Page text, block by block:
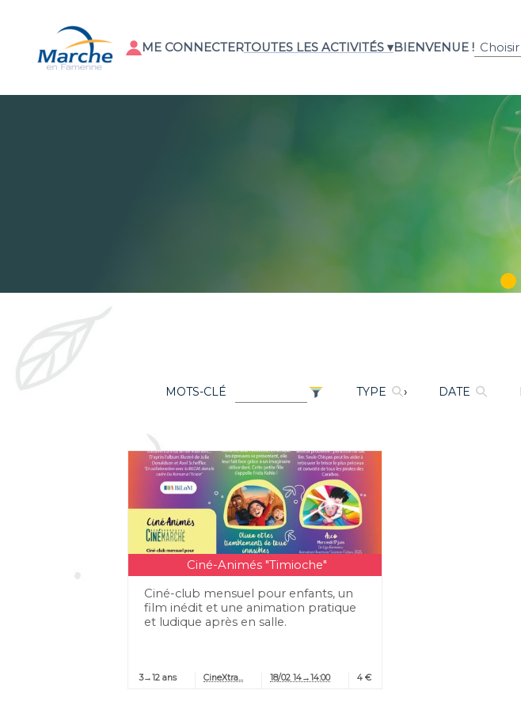
TOUTES LES ACTIVITÉS ▾
ME CONNECTER BIENVENUE !
MOTS-CLÉ TYPE › DATE
Ciné-Animés "Timioche"
Ciné-club mensuel pour enfants, un
film inédit et une animation pratique
et ludique après en salle.
3→12 ans CineXtra... 18/02 14→14:00 4 €